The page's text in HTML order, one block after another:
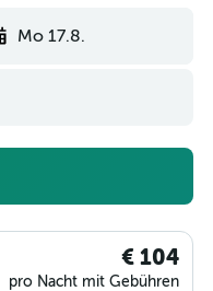
Mo 17.8.
€ 104
pro Nacht mit Gebühren